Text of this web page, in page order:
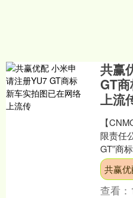
共赢
GT
上流
【
限责任
GT”商
钟表等
查。 ....
共赢
查看：